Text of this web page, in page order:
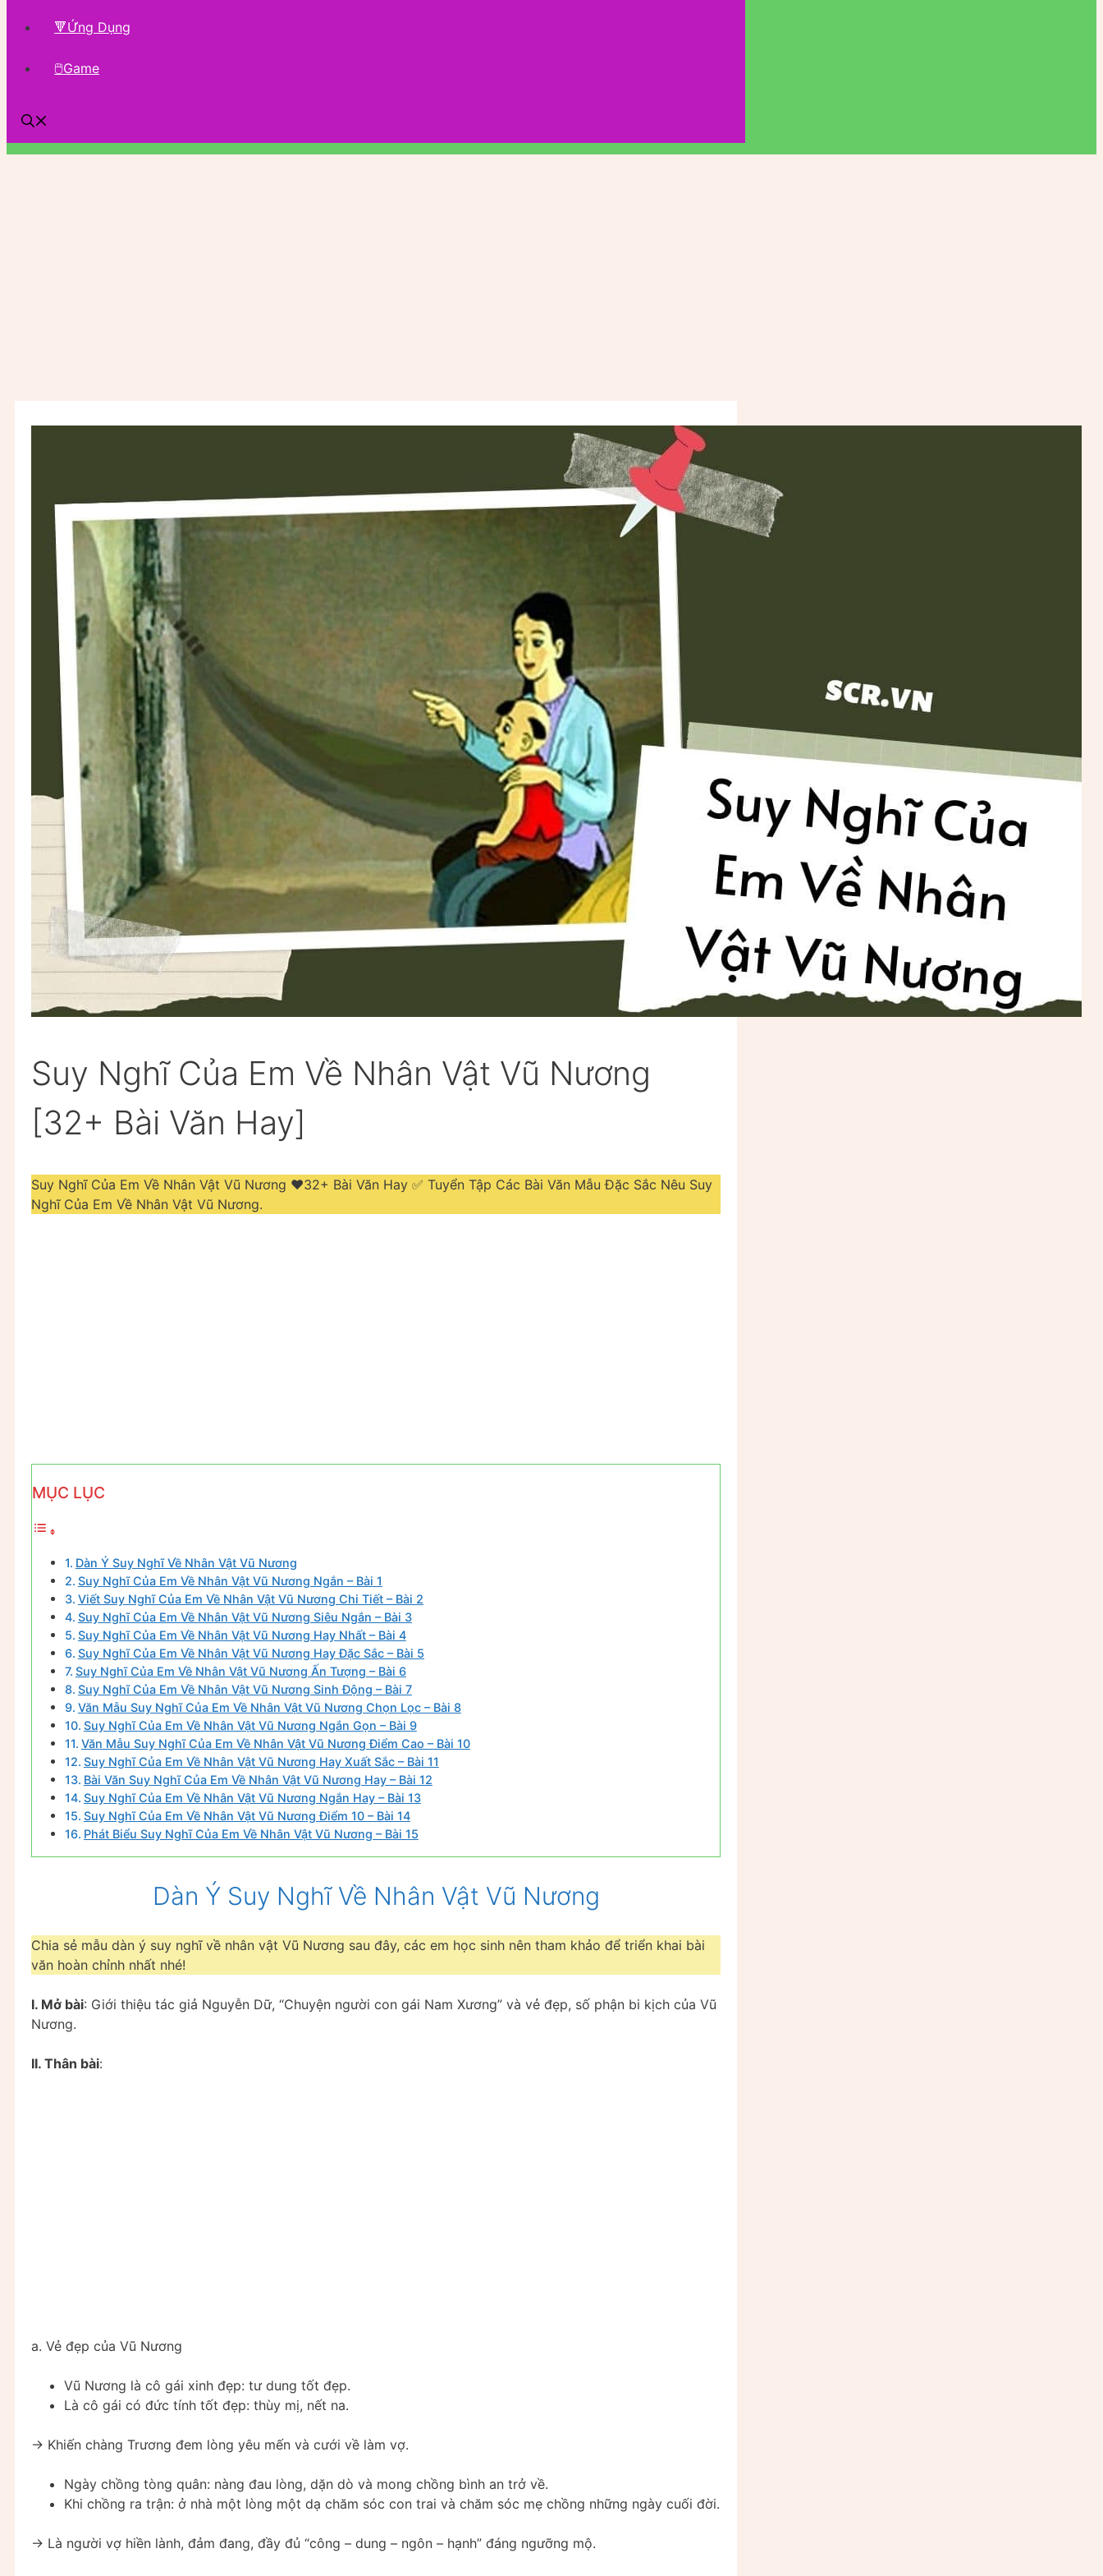
🔻Ứng Dụng
🖱Game
Suy Nghĩ Của Em Về Nhân Vật Vũ Nương
[32+ Bài Văn Hay]
Suy Nghĩ Của Em Về Nhân Vật Vũ Nương ❤️️32+ Bài Văn Hay ✅ Tuyển Tập Các Bài Văn Mẫu Đặc Sắc Nêu Suy
Nghĩ Của Em Về Nhân Vật Vũ Nương.
MỤC LỤC
Dàn Ý Suy Nghĩ Về Nhân Vật Vũ Nương
Suy Nghĩ Của Em Về Nhân Vật Vũ Nương Ngắn – Bài 1
Viết Suy Nghĩ Của Em Về Nhân Vật Vũ Nương Chi Tiết – Bài 2
Suy Nghĩ Của Em Về Nhân Vật Vũ Nương Siêu Ngắn – Bài 3
Suy Nghĩ Của Em Về Nhân Vật Vũ Nương Hay Nhất – Bài 4
Suy Nghĩ Của Em Về Nhân Vật Vũ Nương Hay Đặc Sắc – Bài 5
Suy Nghĩ Của Em Về Nhân Vật Vũ Nương Ấn Tượng – Bài 6
Suy Nghĩ Của Em Về Nhân Vật Vũ Nương Sinh Động – Bài 7
Văn Mẫu Suy Nghĩ Của Em Về Nhân Vật Vũ Nương Chọn Lọc – Bài 8
Suy Nghĩ Của Em Về Nhân Vật Vũ Nương Ngắn Gọn – Bài 9
Văn Mẫu Suy Nghĩ Của Em Về Nhân Vật Vũ Nương Điểm Cao – Bài 10
Suy Nghĩ Của Em Về Nhân Vật Vũ Nương Hay Xuất Sắc – Bài 11
Bài Văn Suy Nghĩ Của Em Về Nhân Vật Vũ Nương Hay – Bài 12
Suy Nghĩ Của Em Về Nhân Vật Vũ Nương Ngắn Hay – Bài 13
Suy Nghĩ Của Em Về Nhân Vật Vũ Nương Điểm 10 – Bài 14
Phát Biểu Suy Nghĩ Của Em Về Nhân Vật Vũ Nương – Bài 15
Dàn Ý Suy Nghĩ Về Nhân Vật Vũ Nương
Chia sẻ mẫu dàn ý suy nghĩ về nhân vật Vũ Nương sau đây, các em học sinh nên tham khảo để triển khai bài
văn hoàn chỉnh nhất nhé!
I. Mở bài: Giới thiệu tác giả Nguyễn Dữ, “Chuyện người con gái Nam Xương” và vẻ đẹp, số phận bi kịch của Vũ
Nương.
II. Thân bài:
a. Vẻ đẹp của Vũ Nương
Vũ Nương là cô gái xinh đẹp: tư dung tốt đẹp.
Là cô gái có đức tính tốt đẹp: thùy mị, nết na.
→ Khiến chàng Trương đem lòng yêu mến và cưới về làm vợ.
Ngày chồng tòng quân: nàng đau lòng, dặn dò và mong chồng bình an trở về.
Khi chồng ra trận: ở nhà một lòng một dạ chăm sóc con trai và chăm sóc mẹ chồng những ngày cuối đời.
→ Là người vợ hiền lành, đảm đang, đầy đủ “công – dung – ngôn – hạnh” đáng ngưỡng mộ.